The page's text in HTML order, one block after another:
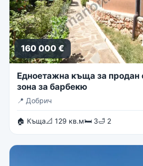
160 000 €
Едноетажна къща за продан
зона за барбекю
📍 Добрич
🏠 Къща📐 129 кв.м🛏 3🛁 2